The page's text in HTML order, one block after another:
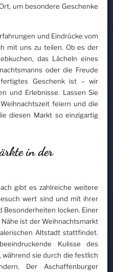
um besondere Geschenke
und Eindrücke vom
mit uns zu teilen. Ob es der
das Lächeln eines
oder die Freude
Geschenk ist – wir
und Erlebnisse. Lassen Sie
feiern und die
diesen Markt so einzigartig
in der
gibt es zahlreiche weitere
wert sind und mit ihrer
Besonderheiten locken. Einer
ist der Weihnachtsmarkt
Altstadt stattfindet.
Kulisse des
während sie durch die festlich
Der Aschaffenburger